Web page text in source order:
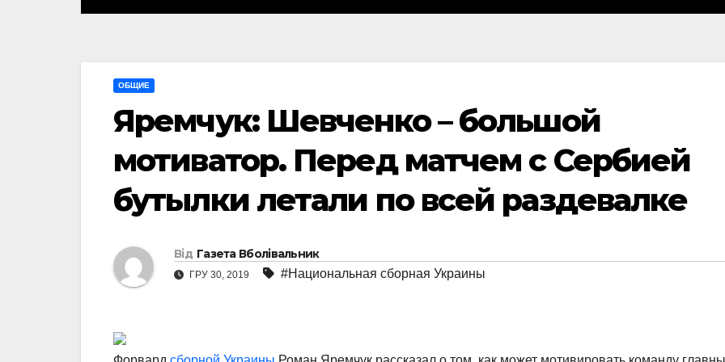
ОБЩИЕ
Яремчук: Шевченко – большой
мотиватор. Перед матчем с Сербией
бутылки летали по всей раздевалке
Від Газета Вболівальник
ГРУ 30, 2019 #Национальная сборная Украины